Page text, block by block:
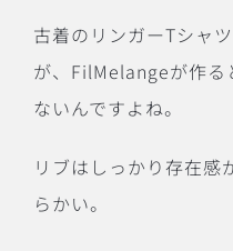
古着のリンガーTシャ
が、FilMelangeが作る
ないんですよね。
リブはしっかり存在感
らかい。